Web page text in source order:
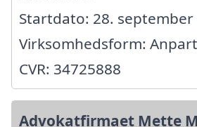
Startdato: 28. september
Virksomhedsform:
CVR: 34725888
Advokatfirmaet Mette